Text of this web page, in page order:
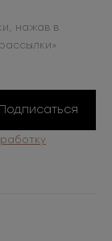
нажав в
Подписаться